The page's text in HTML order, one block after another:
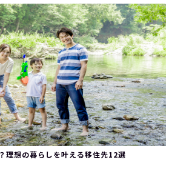
理想の暮らしを叶える移住先12選